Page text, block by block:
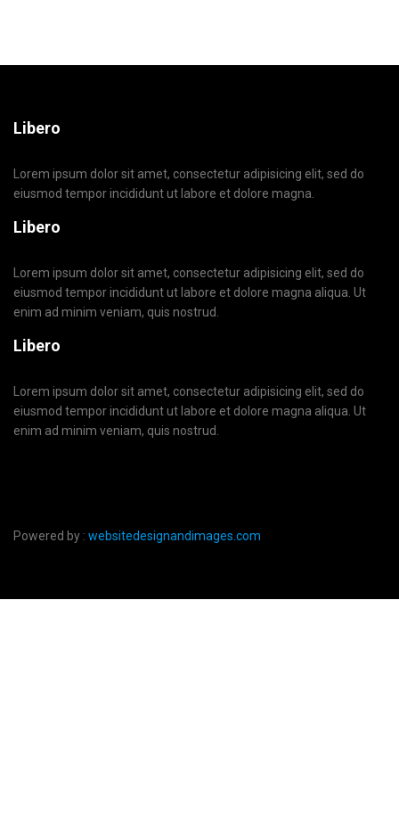
Libero
Lorem ipsum dolor sit amet, consectetur adipisicing elit, sed do
eiusmod tempor incididunt ut labore et dolore magna.
Libero
Lorem ipsum dolor sit amet, consectetur adipisicing elit, sed do
eiusmod tempor incididunt ut labore et dolore magna aliqua. Ut
enim ad minim veniam, quis nostrud.
Libero
Lorem ipsum dolor sit amet, consectetur adipisicing elit, sed do
eiusmod tempor incididunt ut labore et dolore magna aliqua. Ut
enim ad minim veniam, quis nostrud.
Powered by : websitedesignandimages.com